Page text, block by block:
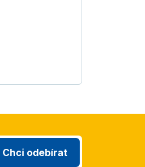
Chci odebírat